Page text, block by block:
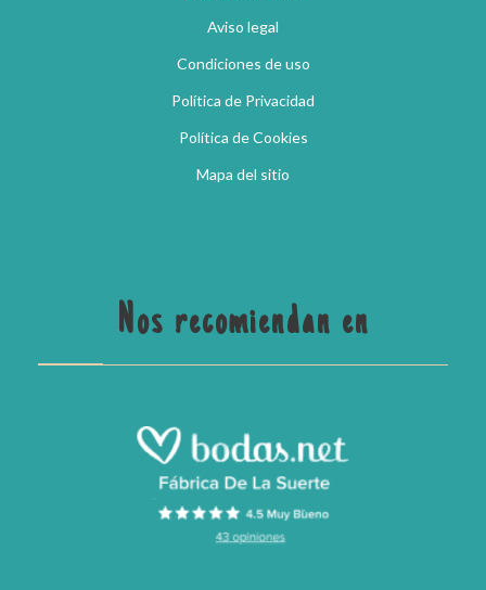
Aviso legal
Condiciones de uso
Política de Privacidad
Política de Cookies
Mapa del sitio
Nos recomiendan en